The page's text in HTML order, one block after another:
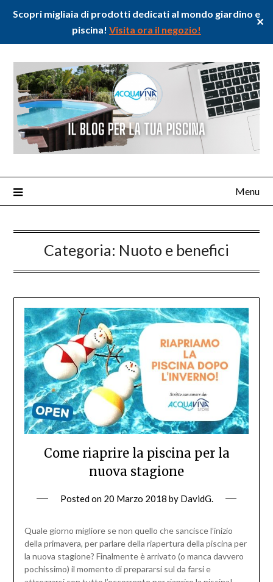
Scopri migliaia di prodotti dedicati al mondo giardino e
piscina! Visita ora il negozio!
✕
Menu
Categoria: Nuoto e benefici
Come riaprire la piscina per la
nuova stagione
Posted on 20 Marzo 2018 by DavidG.
Quale giorno migliore se non quello che sancisce l’inizio
della primavera, per parlare della riapertura della piscina per
la nuova stagione? Finalmente è arrivato (o manca davvero
pochissimo) il momento di prepararsi sul da farsi e